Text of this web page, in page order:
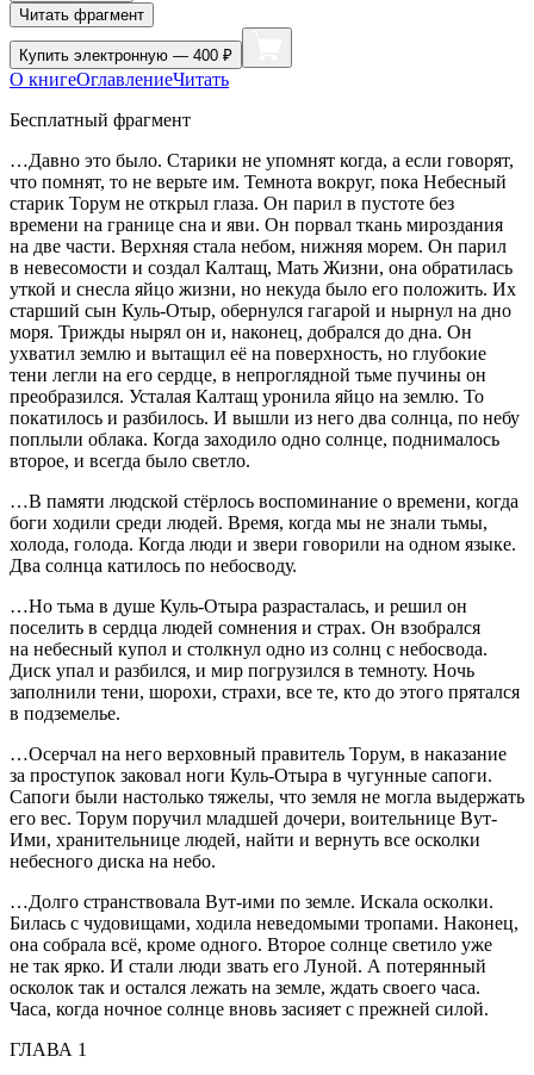
Читать фрагмент
Купить электронную — 400 ₽
О книгеОглавлениеЧитать
Бесплатный фрагмент
…Давно это было. Старики не упомнят когда, а если говорят,
что помнят, то не верьте им. Темнота вокруг, пока Небесный
старик Торум не открыл глаза. Он парил в пустоте без
времени на границе сна и яви. Он порвал ткань мироздания
на две части. Верхняя стала небом, нижняя морем. Он парил
в невесомости и создал Калтащ, Мать Жизни, она обратилась
уткой и снесла яйцо жизни, но некуда было его положить. Их
старший сын Куль-Отыр, обернулся гагарой и нырнул на дно
моря. Трижды нырял он и, наконец, добрался до дна. Он
ухватил землю и вытащил её на поверхность, но глубокие
тени легли на его сердце, в непроглядной тьме пучины он
преобразился. Усталая Калтащ уронила яйцо на землю. То
покатилось и разбилось. И вышли из него два солнца, по небу
поплыли облака. Когда заходило одно солнце, поднималось
второе, и всегда было светло.
…В памяти людской стёрлось воспоминание о времени, когда
боги ходили среди людей. Время, когда мы не знали тьмы,
холода, голода. Когда люди и звери говорили на одном языке.
Два солнца катилось по небосводу.
…Но тьма в душе Куль-Отыра разрасталась, и решил он
поселить в сердца людей сомнения и страх. Он взобрался
на небесный купол и столкнул одно из солнц с небосвода.
Диск упал и разбился, и мир погрузился в темноту. Ночь
заполнили тени, шорохи, страхи, все те, кто до этого прятался
в подземелье.
…Осерчал на него верховный правитель Торум, в наказание
за проступок заковал ноги Куль-Отыра в чугунные сапоги.
Сапоги были настолько тяжелы, что земля не могла выдержать
его вес. Торум поручил младшей дочери, воительнице Вут-
Ими, хранительнице людей, найти и вернуть все осколки
небесного диска на небо.
…Долго странствовала Вут-ими по земле. Искала осколки.
Билась с чудовищами, ходила неведомыми тропами. Наконец,
она собрала всё, кроме одного. Второе солнце светило уже
не так ярко. И стали люди звать его Луной. А потерянный
осколок так и остался лежать на земле, ждать своего часа.
Часа, когда ночное солнце вновь засияет с прежней силой.
ГЛАВА 1